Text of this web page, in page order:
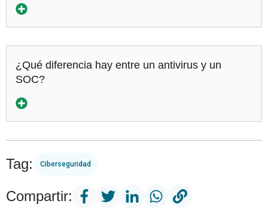
¿Qué diferencia hay entre un antivirus y un
SOC?
Tag: Ciberseguridad
Compartir: